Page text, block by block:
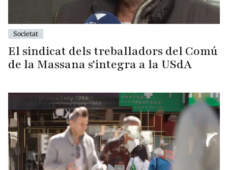
Societat
El sindicat dels treballadors del Comú
de la Massana s'integra a la USdA